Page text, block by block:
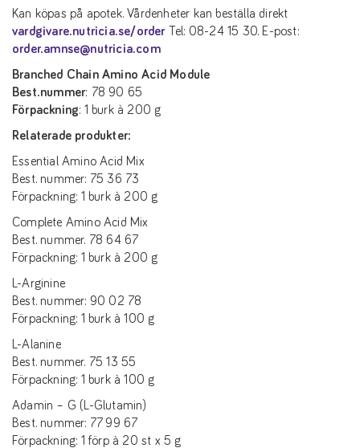
Kan köpas på apotek. Vårdenheter kan beställa direkt
vardgivare.nutricia.se/orderTel: 08-24 15 30. E-post:
order.amnse@nutricia.com
Branched Chain Amino Acid Module
Best.nummer: 78 90 65
Förpackning: 1 burk à 200 g
Relaterade produkter:
Essential Amino Acid Mix
Best. nummer: 75 36 73
Förpackning: 1 burk à 200 g
Complete Amino Acid Mix
Best. nummer. 78 64 67
Förpackning: 1 burk à 200 g
L-Arginine
Best. nummer: 90 02 78
Förpackning: 1 burk à 100 g
L-Alanine
Best. nummer. 75 13 55
Förpackning: 1 burk à 100 g
Adamin – G (L-Glutamin)
Best. nummer: 77 99 67
Förpackning: 1 förp à 20 st x 5 g